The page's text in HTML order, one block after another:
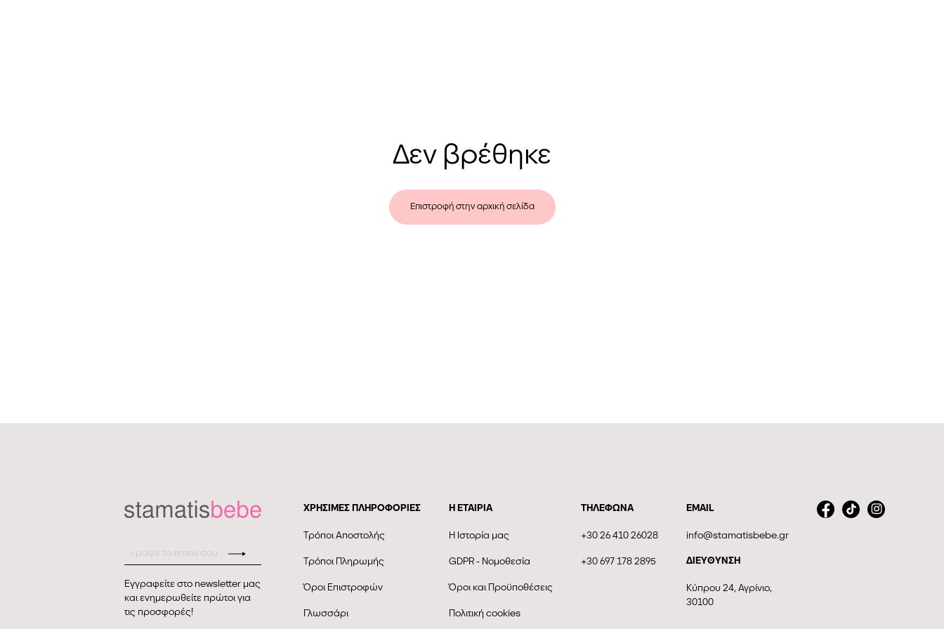
Δεν βρέθηκε
Επιστροφή στην αρχική σελίδα
Εγγραφείτε στο newsletter μας
και ενημερωθείτε πρώτοι για
τις προσφορές!
ΧΡΗΣΙΜΕΣ ΠΛΗΡΟΦΟΡΙΕΣ
Τρόποι Αποστολής
Τρόποι Πληρωμής
Όροι Επιστροφών
Γλωσσάρι
Η ΕΤΑΙΡΊΑ
Η Ιστορία μας
GDPR - Νομοθεσία
Όροι και Προϋποθέσεις
Πολιτική cookies
ΤΗΛΕΦΩΝΑ
+30 26 410 26028
+30 697 178 2895
EMAIL
info@stamatisbebe.gr
ΔΙΕΥΘΥΝΣΗ
Κύπρου 24, Αγρίνιο,
30100